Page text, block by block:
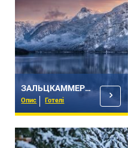
ЗАЛЬЦКАММЕРГУТ
Опис Готелі